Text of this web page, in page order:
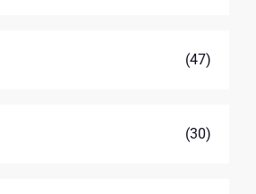
(47)
(30)